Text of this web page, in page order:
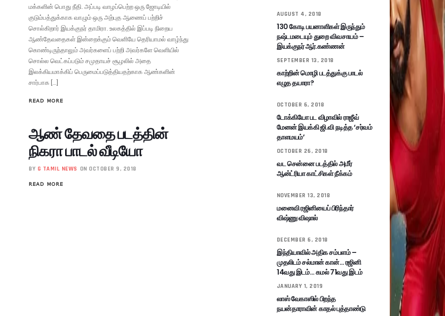
மக்களின் பொது நீதி. அப்படி வாழப்பெற்ற ஒரு ஜோடியில்
குடும்பத்துக்காக வாழும் ஒரு அற்புத ஆணைப் பற்றிச்
சொல்கிறார் இயக்குநர் தாமிரா. உலகத்தில் இப்படி நிறைய
ஆண்தேவதைகள் இன்றைக்கும் வெளியே தெரியாமல் வாழ்ந்து
கொண்டிருந்தாலும் அவர்களைப் பற்றி அவர்களே வெளியில்
சொல்ல வெட்கப்படும் சமுதாயச் சூழலில் அதை
இலக்கியமாக்கிப் பெருமைப்படுத்தியதற்காக ஆண்களின்
சார்பாக […]
READ MORE
ஆண் தேவதை படத்தின்
நிகரா பாடல் வீடியோ
BY G TAMIL NEWS ON OCTOBER 9, 2018
READ MORE
AUGUST 4, 2018
130 கோடி பயனாளிகள் இருந்தும்
நஷ்டமடையும் துறை விவசாயம் –
இயக்குநர் ஆர்.கண்ணன்
SEPTEMBER 13, 2018
காற்றின் மொழி படத்துக்கு பாடல்
எழுத தயாரா?
OCTOBER 6, 2018
டோக்கியோ பட விழாவில் ராஜீவ்
மேனன் இயக்கி ஜி.வி நடித்த ‘சர்வம்
தாளமயம்’
OCTOBER 26, 2018
வட சென்னை படத்தில் அமீர்
ஆன்ட்ரியா காட்சிகள் நீக்கம்
NOVEMBER 13, 2018
மனைவி ரஜினியைப் பிரிந்தார்
விஷ்ணு விஷால்
DECEMBER 6, 2018
இந்தியாவில் அதிக சம்பளம் –
முதலிடம் சல்மான் கான்… ரஜினி
14வது இடம்… கமல் 71வது இடம்
JANUARY 1, 2019
லாஸ் வேகாஸில் பிறந்த
நயன்தாராவின் காதல் புத்தாண்டு